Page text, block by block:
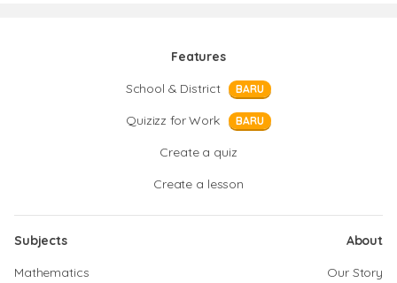
Features
School & District
BARU
Quizizz for Work BARU
Create a quiz
Create a lesson
Subjects
Mathematics
About
Our Story